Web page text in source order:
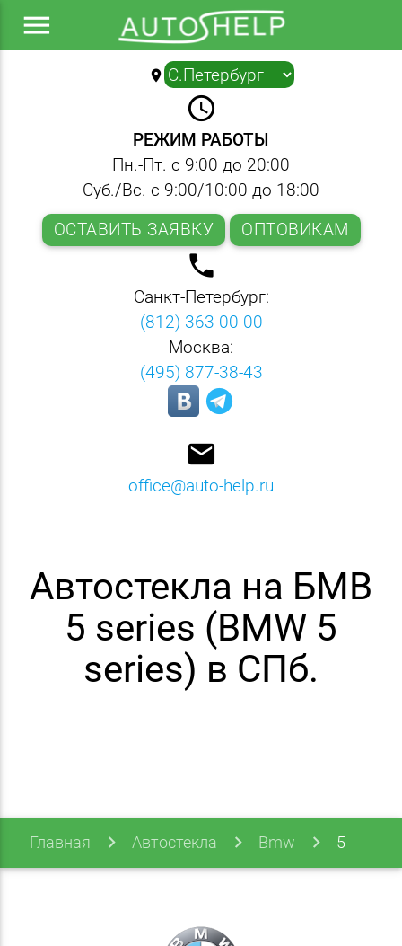
menu
location_on ▼
query_builder
РЕЖИМ РАБОТЫ
Пн.-Пт. с 9:00 до 20:00
Суб./Вс. с 9:00/10:00 до 18:00
ОСТАВИТЬ ЗАЯВКУ
ОПТОВИКАМ
local_phone
Санкт-Петербург:
(812) 363-00-00
Москва:
(495) 877-38-43
email
office@auto-help.ru
Автостекла на БМВ
5 series (BMW 5
series) в СПб.
Главная Автостекла Bmw 5